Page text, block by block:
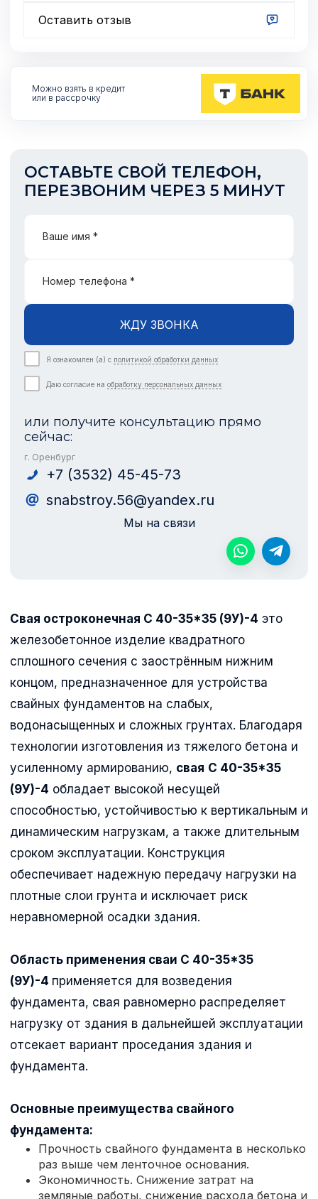
Оставить отзыв
Можно взять в кредит
или в рассрочку
ОСТАВЬТЕ СВОЙ ТЕЛЕФОН,
ПЕРЕЗВОНИМ ЧЕРЕЗ 5 МИНУТ
Ваше имя *
Номер телефона *
ЖДУ ЗВОНКА
Я ознакомлен (а) с политикой обработки данных
Даю согласие на обработку персональных данных
или получите консультацию прямо
сейчас:
г. Оренбург
+7 (3532) 45-45-73
snabstroy.56@yandex.ru
Мы на связи
Свая остроконечная С 40-35*35 (9У)-4 это
железобетонное изделие квадратного
сплошного сечения с заострённым нижним
концом, предназначенное для устройства
свайных фундаментов на слабых,
водонасыщенных и сложных грунтах. Благодаря
технологии изготовления из тяжелого бетона и
усиленному армированию, свая С 40-35*35
(9У)-4 обладает высокой несущей
способностью, устойчивостью к вертикальным и
динамическим нагрузкам, а также длительным
сроком эксплуатации. Конструкция
обеспечивает надежную передачу нагрузки на
плотные слои грунта и исключает риск
неравномерной осадки здания.
Область применения сваи С 40-35*35
(9У)-4 применяется для возведения
фундамента, свая равномерно распределяет
нагрузку от здания в дальнейшей эксплуатации
отсекает вариант проседания здания и
фундамента.
Основные преимущества свайного
фундамента:
Прочность свайного фундамента в несколько
раз выше чем ленточное основания.
Экономичность. Снижение затрат на
земляные работы, снижение расхода бетона и